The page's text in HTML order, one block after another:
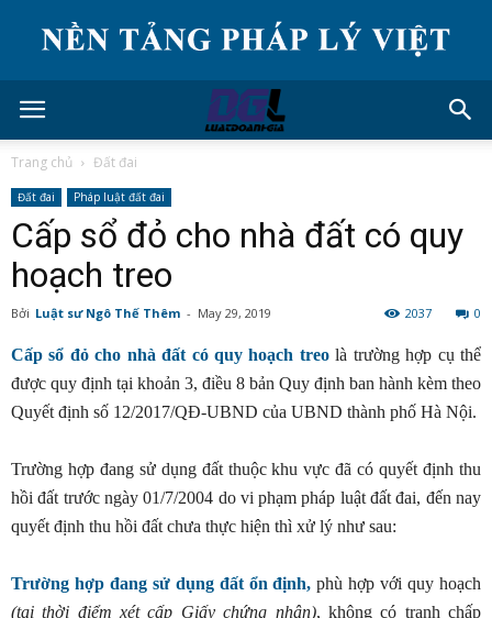
Trang chủ Đất đai
Đất đai Pháp luật đất đai
Cấp sổ đỏ cho nhà đất có quy
hoạch treo
Bởi Luật sư Ngô Thế Thêm - May 29, 2019 0
2037
Cấp sổ đỏ cho nhà đất có quy hoạch treolà trường hợp cụ thể
được quy định tại khoản 3, điều 8 bản Quy định ban hành kèm theo
Quyết định số 12/2017/QĐ-UBND của UBND thành phố Hà Nội.
Trường hợp đang sử dụng đất thuộc khu vực đã có quyết định thu
hồi đất trước ngày 01/7/2004 do vi phạm pháp luật đất đai, đến nay
quyết định thu hồi đất chưa thực hiện thì xử lý như sau:
Trường hợp đang sử dụng đất ổn định, phù hợp với quy hoạch
(tại thời điểm xét cấp Giấy chứng nhận), không có tranh chấp